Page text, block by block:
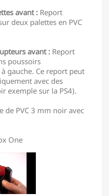
avant : Report
deux palettes en PVC
avant : Report
poussoirs
gauche. Ce report peut
avec des
exemple sur la PS4).
de PVC 3 mm noir avec
One